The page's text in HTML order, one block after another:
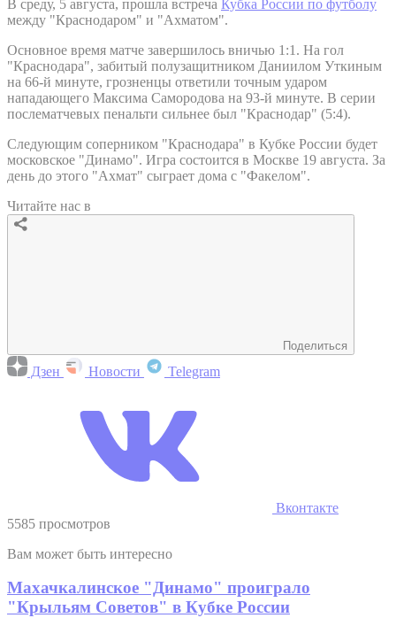
В среду, 5 августа, прошла встреча Кубка России по футболу
между "Краснодаром" и "Ахматом".
Основное время матче завершилось вничью 1:1. На гол
"Краснодара", забитый полузащитником Даниилом Уткиным
на 66-й минуте, грозненцы ответили точным ударом
нападающего Максима Самородова на 93-й минуте. В серии
послематчевых пенальти сильнее был "Краснодар" (5:4).
Следующим соперником "Краснодара" в Кубке России будет
московское "Динамо". Игра состоится в Москве 19 августа. За
день до этого "Ахмат" сыграет дома с "Факелом".
Читайте нас в
Поделиться
Дзен Новости Telegram
Вконтакте
5585 просмотров
Вам может быть интересно
Махачкалинское "Динамо" проиграло
"Крыльям Советов" в Кубке России